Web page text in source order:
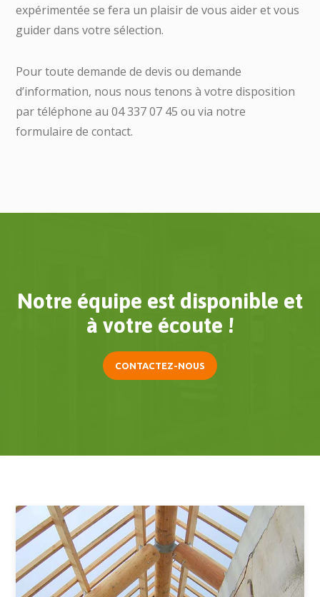
expérimentée se fera un plaisir de vous aider et vous
guider dans votre sélection.
Pour toute demande de devis ou demande
d’information, nous nous tenons à votre disposition
par téléphone au 04 337 07 45 ou via notre
formulaire de contact.
Notre équipe est disponible et
à votre écoute !
CONTACTEZ-NOUS